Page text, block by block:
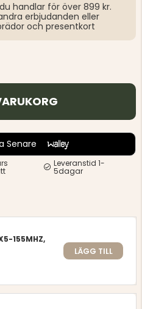
handlar för över 899 kr.
erbjudanden eller
och presentkort
Senare
Leveranstid 1-
5dagar
155MHZ,
LÄGG TILL